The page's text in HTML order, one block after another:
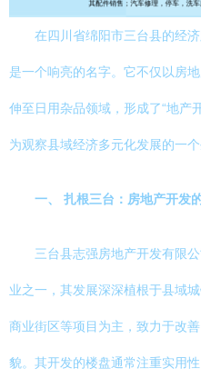
在四川省绵阳市三台县的经
是一个响亮的名字。它不仅以房
伸至日用杂品领域，形成了“地产
为观察县域经济多元化发展的一个
一、 扎根三台：房地产开发
三台县志强房地产开发有限
业之一，其发展深深植根于县域
商业街区等项目为主，致力于改
貌。其开发的楼盘通常注重实用